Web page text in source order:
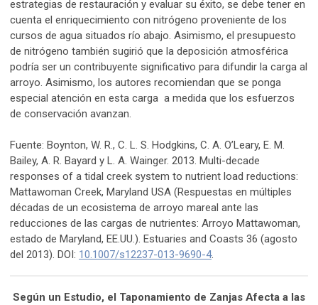
estrategias de restauración y evaluar su éxito, se debe tener en
cuenta el enriquecimiento con nitrógeno proveniente de los
cursos de agua situados río abajo. Asimismo, el presupuesto
de nitrógeno también sugirió que la deposición atmosférica
podría ser un contribuyente significativo para difundir la carga al
arroyo. Asimismo, los autores recomiendan que se ponga
especial atención en esta carga a medida que los esfuerzos
de conservación avanzan.
Fuente: Boynton, W. R., C. L. S. Hodgkins, C. A. O’Leary, E. M.
Bailey, A. R. Bayard y L. A. Wainger. 2013. Multi-decade
responses of a tidal creek system to nutrient load reductions:
Mattawoman Creek, Maryland USA (Respuestas en múltiples
décadas de un ecosistema de arroyo mareal ante las
reducciones de las cargas de nutrientes: Arroyo Mattawoman,
estado de Maryland, EE.UU.). Estuaries and Coasts 36 (agosto
del 2013). DOI: 10.1007/s12237-013-9690-4.
Según un Estudio, el Taponamiento de Zanjas Afecta a las